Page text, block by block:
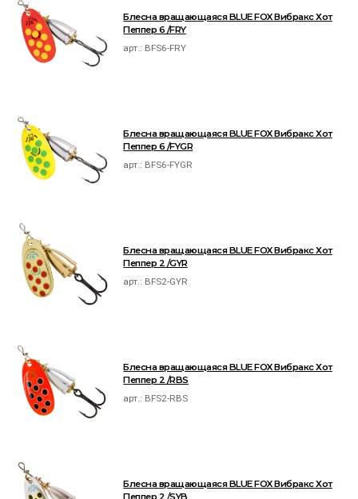
Блесна вращающаяся BLUE FOX Вибракс Хот
Пеппер 6 /FRY
арт.: BFS6-FRY
Блесна вращающаяся BLUE FOX Вибракс Хот
Пеппер 6 /FYGR
арт.: BFS6-FYGR
Блесна вращающаяся BLUE FOX Вибракс Хот
Пеппер 2 /GYR
арт.: BFS2-GYR
Блесна вращающаяся BLUE FOX Вибракс Хот
Пеппер 2 /RBS
арт.: BFS2-RBS
Блесна вращающаяся BLUE FOX Вибракс Хот
Пеппер 2 /SYB